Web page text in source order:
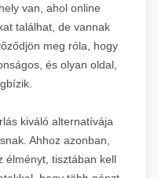
van, ahol online
találhat, de vannak
meg róla, hogy
és olyan oldal,
kiváló alternatívája
Ahhoz azonban,
élményt, tisztában kell